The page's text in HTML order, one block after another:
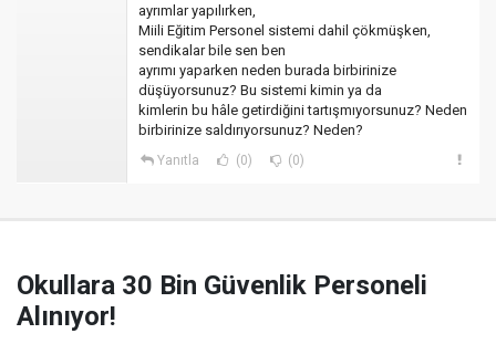
ayrımlar yapılırken,
Miili Eğitim Personel sistemi dahil çökmüşken,
sendikalar bile sen ben
ayrımı yaparken neden burada birbirinize
düşüyorsunuz? Bu sistemi kimin ya da
kimlerin bu hâle getirdiğini tartışmıyorsunuz? Neden
birbirinize saldırıyorsunuz? Neden?
Yanıtla (0) (0)
Okullara 30 Bin Güvenlik Personeli
Alınıyor!